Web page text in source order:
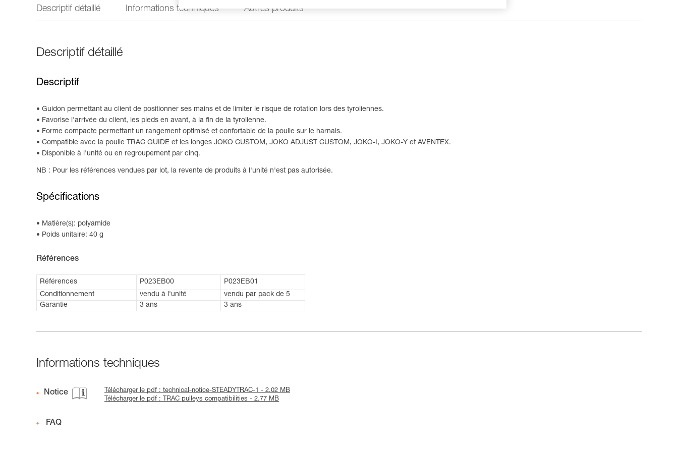
Descriptif détaillé Informations techniques Autres produits
Descriptif détaillé
Descriptif
Guidon permettant au client de positionner ses mains et de limiter le risque de rotation lors des tyroliennes.
Favorise l'arrivée du client, les pieds en avant, à la fin de la tyrolienne.
Forme compacte permettant un rangement optimisé et confortable de la poulie sur le harnais.
Compatible avec la poulie TRAC GUIDE et les longes JOKO CUSTOM, JOKO ADJUST CUSTOM, JOKO-I, JOKO-Y et AVENTEX.
Disponible à l'unité ou en regroupement par cinq.
NB : Pour les références vendues par lot, la revente de produits à l'unité n'est pas autorisée.
Spécifications
Matière(s): polyamide
Poids unitaire: 40 g
Références
Références P023EB00
P023EB01
Conditionnement
vendu à l'unité
vendu par pack de 5
Garantie
3 ans 3 ans
Informations techniques
Notice
Télécharger le pdf : technical-notice-STEADYTRAC-1 - 2.02 MB
Télécharger le pdf : TRAC pulleys compatibilities - 2.77 MB
FAQ